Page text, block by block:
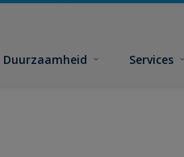
Duurzaamheid Services